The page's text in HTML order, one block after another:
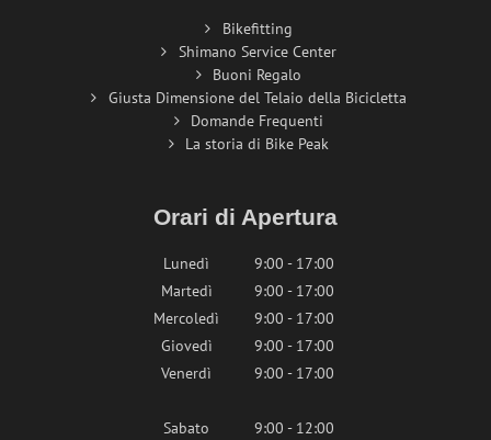
Bikefitting
Shimano Service Center
Buoni Regalo
Giusta Dimensione del Telaio della Bicicletta
Domande Frequenti
La storia di Bike Peak
Orari di Apertura
Lunedì
9:00 - 17:00
Martedì
9:00 - 17:00
Mercoledì
9:00 - 17:00
Giovedì
9:00 - 17:00
Venerdì
9:00 - 17:00
Sabato
9:00 - 12:00